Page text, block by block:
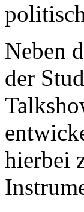
Neben
der
hierbei